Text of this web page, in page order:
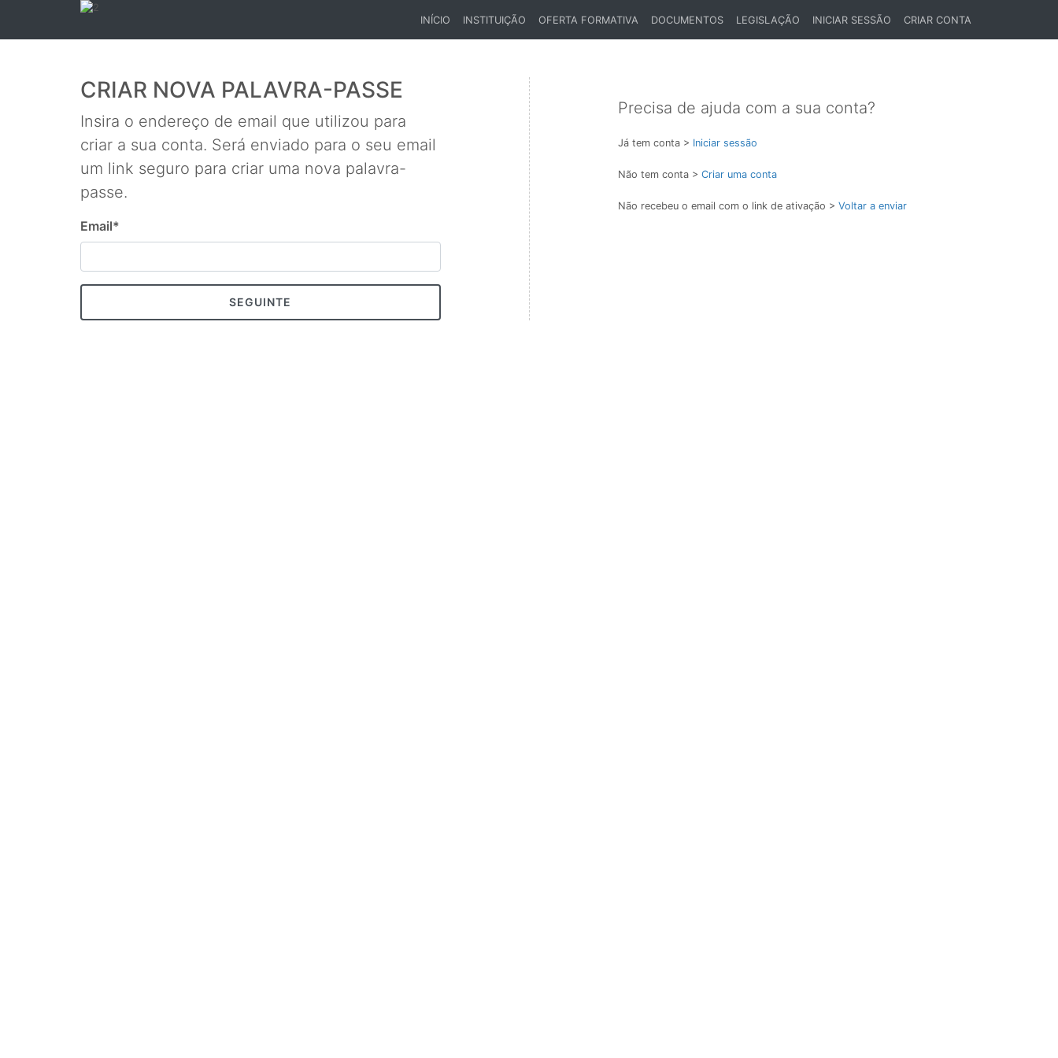
INÍCIO
INSTITUIÇÃO OFERTA FORMATIVA DOCUMENTOS LEGISLAÇÃO INICIAR SESSÃO CRIAR CONTA
CRIAR NOVA PALAVRA-PASSE
Insira o endereço de email que utilizou para
criar a sua conta. Será enviado para o seu email
um link seguro para criar uma nova palavra-
passe.
Email*
SEGUINTE
Precisa de ajuda com a sua conta?
Já tem conta > Iniciar sessão
Não tem conta > Criar uma conta
Não recebeu o email com o link de ativação > Voltar a enviar